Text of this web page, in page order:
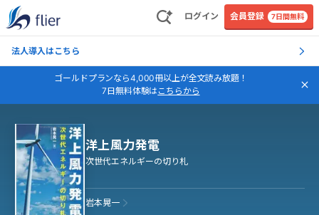
ログイン 会員登録 7日間無料
法人導入はこちら
ゴールドプランなら4,000冊以上が全文読み放題！
7日無料体験はこちらから
洋上風力発電
次世代エネルギーの切り札
岩本晃一